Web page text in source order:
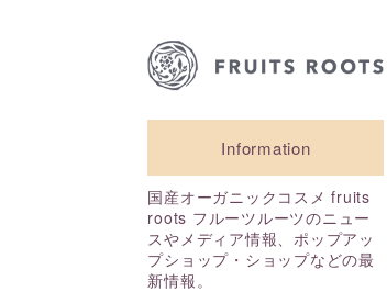
Information
国産オーガニックコスメ fruits
roots フルーツルーツのニュー
スやメディア情報、ポップアッ
プショップ・ショップなどの最
新情報。